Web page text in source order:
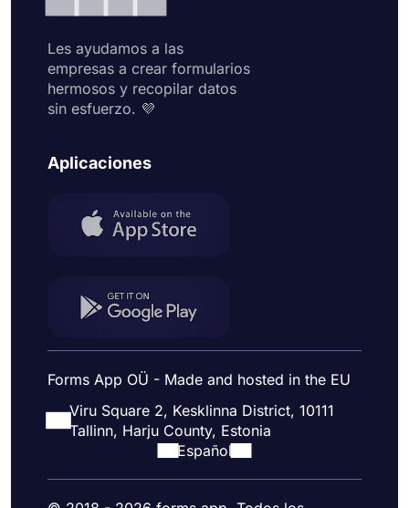
Les ayudamos a las
empresas a crear formularios
hermosos y recopilar datos
sin esfuerzo. 💜
Aplicaciones
Forms App OÜ - Made and hosted in the EU
Viru Square 2, Kesklinna District, 10111
Tallinn, Harju County, Estonia
Español